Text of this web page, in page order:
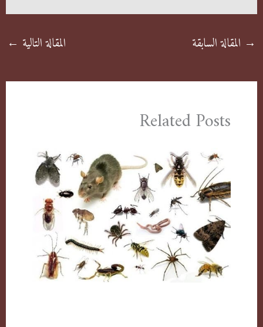
→ المقالة السابقة المقالة التالية ←
Related Posts